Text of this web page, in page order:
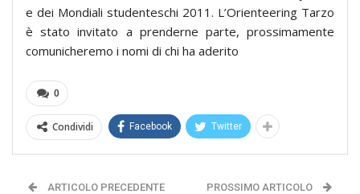
e dei Mondiali studenteschi 2011. L’Orienteering Tarzo
è stato invitato a prenderne parte, prossimamente
comunicheremo i nomi di chi ha aderito
0
Condividi Facebook Twitter
ARTICOLO PRECEDENTE PROSSIMO ARTICOLO